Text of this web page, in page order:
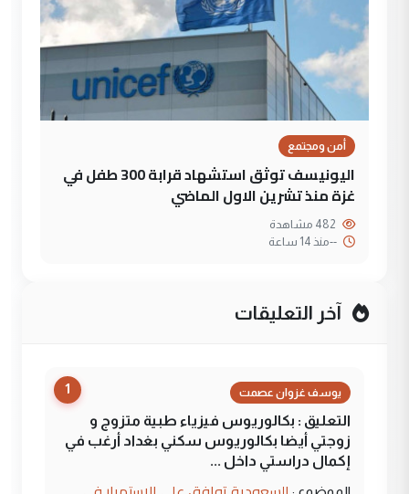
أمن ومجتمع
اليونيسف توثق استشهاد قرابة 300 طفل في
غزة منذ تشرين الاول الماضي
--منذ 14 ساعة
آخر التعليقات
1 يوسف غزوان عصمت
التعليق : بكالوريوس فيزياء طبية متزوج و
زوجتي أيضا بكالوريوس سكني بغداد أرغب في
إكمال دراستي داخل ...